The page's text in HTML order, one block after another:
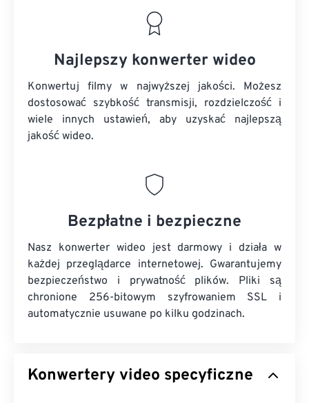
Najlepszy konwerter wideo
Konwertuj filmy w najwyższej jakości. Możesz
dostosować szybkość transmisji, rozdzielczość i
wiele innych ustawień, aby uzyskać najlepszą
jakość wideo.
Bezpłatne i bezpieczne
Nasz konwerter wideo jest darmowy i działa w
każdej przeglądarce internetowej. Gwarantujemy
bezpieczeństwo i prywatność plików. Pliki są
chronione 256-bitowym szyfrowaniem SSL i
automatycznie usuwane po kilku godzinach.
Konwertery video specyficzne